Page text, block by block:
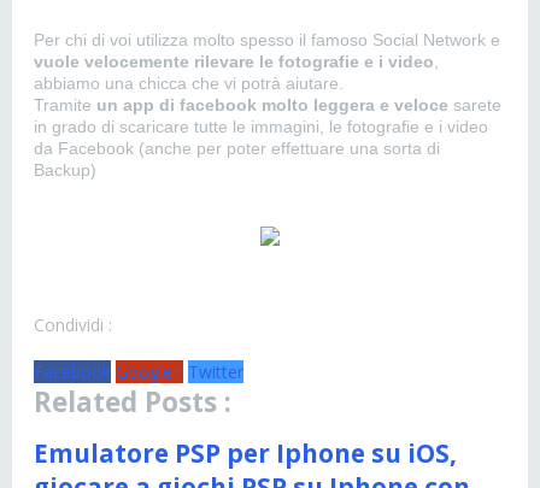
Per chi di voi utilizza molto spesso il famoso Social Network e
vuole velocemente rilevare le fotografie e i video
abbiamo una chicca che vi potrà aiutare.
Tramite un app di facebook molto leggera e veloce sarete
in grado di scaricare tutte le immagini, le fotografie e i video
da Facebook (anche per poter effettuare una sorta di
Backup)
Condividi :
Facebook Google+ Twitter
Related Posts :
Emulatore PSP per Iphone su iOS,